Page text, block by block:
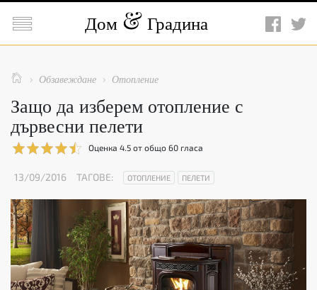
 Дом Градина
  Обзавеждане  Отопление
Защо да изберем отопление с
дървесни пелети
Оценка 4.5 от общо 60 гласа
13/09/2016 ТАГОВЕ: ОТОПЛЕНИЕ ПЕЛЕТИ